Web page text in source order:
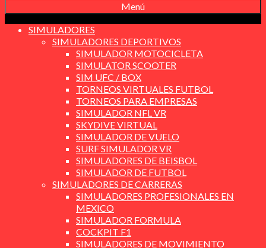
Menú
SIMULADORES
SIMULADORES DEPORTIVOS
SIMULADOR MOTOCICLETA
SIMULATOR SCOOTER
SIM UFC / BOX
TORNEOS VIRTUALES FUTBOL
TORNEOS PARA EMPRESAS
SIMULADOR NFL VR
SKYDIVE VIRTUAL
SIMULADOR DE VUELO
SURF SIMULADOR VR
SIMULADORES DE BEISBOL
SIMULADOR DE FUTBOL
SIMULADORES DE CARRERAS
SIMULADORES PROFESIONALES EN
MEXICO
SIMULADOR FORMULA
COCKPIT F1
SIMULADORES DE MOVIMIENTO